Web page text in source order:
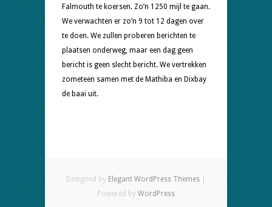
Falmouth te koersen. Zo’n 1250 mijl te gaan.
We verwachten er zo’n 9 tot 12 dagen over
te doen. We zullen proberen berichten te
plaatsen onderweg, maar een dag geen
bericht is geen slecht bericht. We vertrekken
zometeen samen met de Mathiba en Dixbay
de baai uit.
Designed by Elegant WordPress Themes
Powered by WordPress